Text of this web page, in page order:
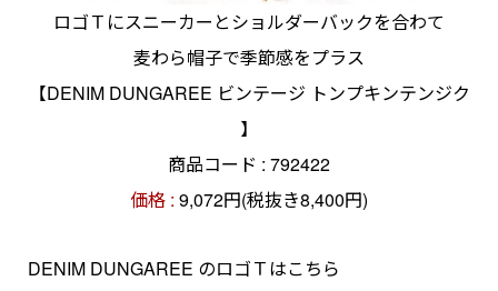
ロゴＴにスニーカーとショルダーバックを合わて
麦わら帽子で季節感をプラス
【DENIM DUNGAREE ビンテージ トンプキンテンジク
】
商品コード : 792422
価格 : 9,072円(税抜き8,400円)
DENIM DUNGAREE のロゴＴはこちら